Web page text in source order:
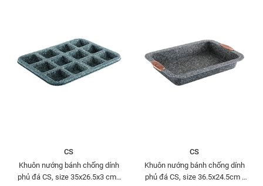
CS
Khuôn nướng bánh chống dính
phủ đá CS, size 35x26.5x3 cm -
CS
Khuôn nướng bánh chống dính
phủ đá CS, size 36.5x24.5cm -